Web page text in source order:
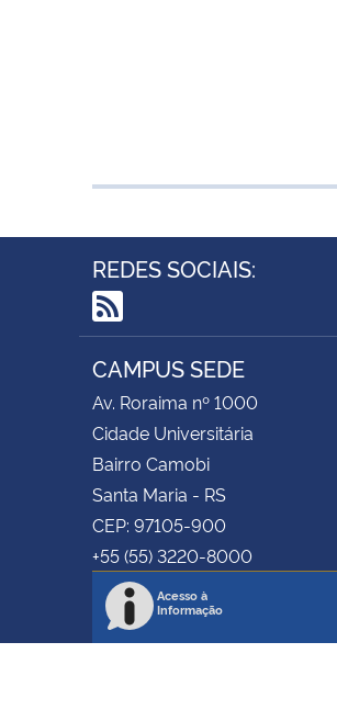
REDES SOCIAIS:
RSS
CAMPUS SEDE
Av. Roraima nº 1000
Cidade Universitária
Bairro Camobi
Santa Maria - RS
CEP: 97105-900
+55 (55) 3220-8000
Acesso à
Informação